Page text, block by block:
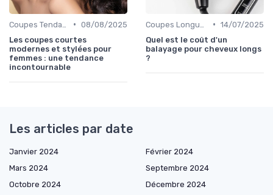
• 08/08/2025
Les coupes courtes
modernes et stylées pour
femmes : une tendance
incontournable
• 14/07/2025
Quel est le coût d'un
balayage pour cheveux longs
?
Les articles par date
Janvier 2024
Février 2024
Mars 2024
Septembre 2024
Octobre 2024
Décembre 2024